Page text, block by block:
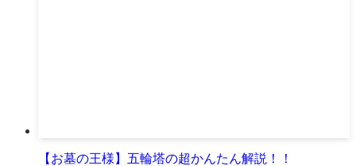
【お墓の王様】五輪塔の超かんたん解説！！